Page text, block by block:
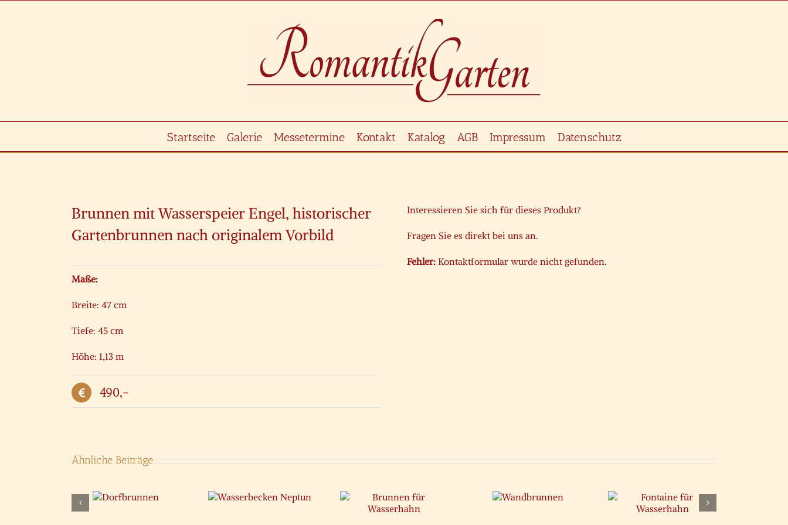
Startseite Galerie Messetermine Kontakt Katalog AGB Impressum Datenschutz
grösseres
Bild
Brunnen mit Wasserspeier Engel, historischer
Gartenbrunnen nach originalem Vorbild
Maße:
Breite: 47 cm
Tiefe: 45 cm
Höhe: 1,13 m
490,-
Interessieren Sie sich für dieses Produkt?
Fragen Sie es direkt bei uns an.
Fehler: Kontaktformular wurde nicht gefunden.
Ähnliche Beiträge
Dorfbrunnen
Wasserbecken
Brunnen für